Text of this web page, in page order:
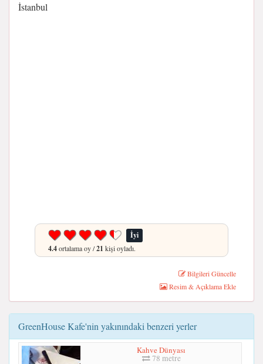
İstanbul
İyi
4.4ortalama oy /21 kişi oyladı.
Bilgileri Güncelle
Resim & Açıklama Ekle
GreenHouse Kafe'nin yakınındaki benzeri yerler
Kahve Dünyası
78 metre